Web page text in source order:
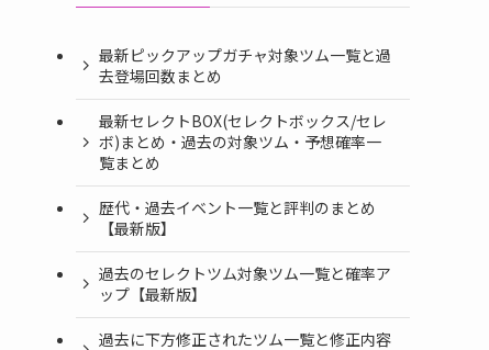
最新ピックアップガチャ対象ツム一覧と過
去登場回数まとめ
最新セレクトBOX(セレクトボックス/セレ
ボ)まとめ・過去の対象ツム・予想確率一
覧まとめ
歴代・過去イベント一覧と評判のまとめ
【最新版】
過去のセレクトツム対象ツム一覧と確率ア
ップ【最新版】
過去に下方修正されたツム一覧と修正内容